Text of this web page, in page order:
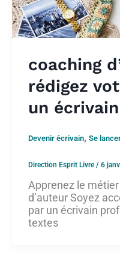
coaching
rédigez
un écrivain
Devenir écrivain, Se
Direction Esprit Livre/ 6
Apprenez le
d’auteur Soyez
par un écrivain
textes